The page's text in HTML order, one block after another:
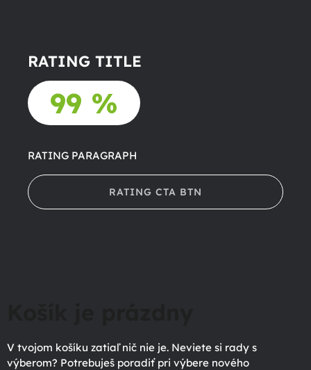
RATING TITLE
99 %
RATING PARAGRAPH
RATING CTA BTN
V tvojom košíku zatiaľ nič nie je. Neviete si rady s
výberom? Potrebuješ poradiť pri výbere nového